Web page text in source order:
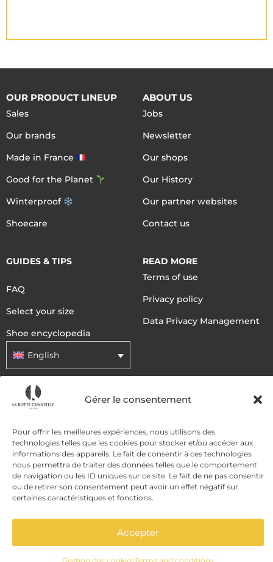
Gérer le consentement
Pour offrir les meilleures expériences, nous utilisons des
technologies telles que les cookies pour stocker et/ou accéder aux
informations des appareils. Le fait de consentir à ces technologies
nous permettra de traiter des données telles que le comportement
de navigation ou les ID uniques sur ce site. Le fait de ne pas consentir
ou de retirer son consentement peut avoir un effet négatif sur
certaines caractéristiques et fonctions.
Accepter
ADD TO CART
OUR PRODUCT LINEUP
Sales
Our brands
Made in France
Good for the Planet
Winterproof
Shoecare
ABOUT US
Jobs
Newsletter
Our shops
Our History
Our partner websites
Contact us
GUIDES & TIPS
FAQ
Select your size
Shoe encyclopedia
English
READ MORE
Terms of use
Privacy policy
Data Privacy Management
DELIVERY METHODS
PAYMENT METHODS